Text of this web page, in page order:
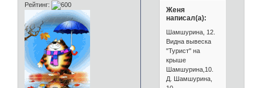
Рейтинг:
Женя
написал(а):
Шамшурина, 12.
Видна вывеска
"Турист" на
крыше
Шамшурина,10.
Д. Шамшурина,